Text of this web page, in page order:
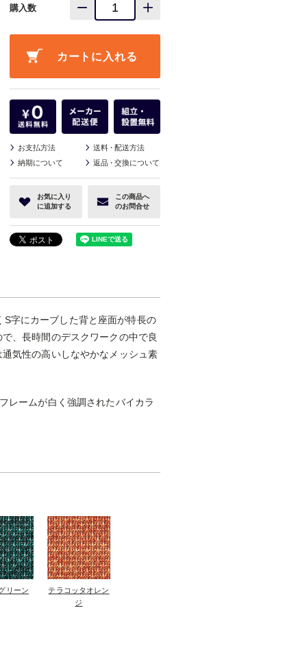
購入数
お支払方法 送料・配送方法
納期について
返品・交換について
お気に入り
に追加する
この商品へ
のお問合せ
字にカーブした背と座面が特長の
、長時間のデスクワークの中で良
気性の高いしなやかなメッシュ素
レームが白く強調されたバイカラ
リーン
テラコッタオレン
ジ